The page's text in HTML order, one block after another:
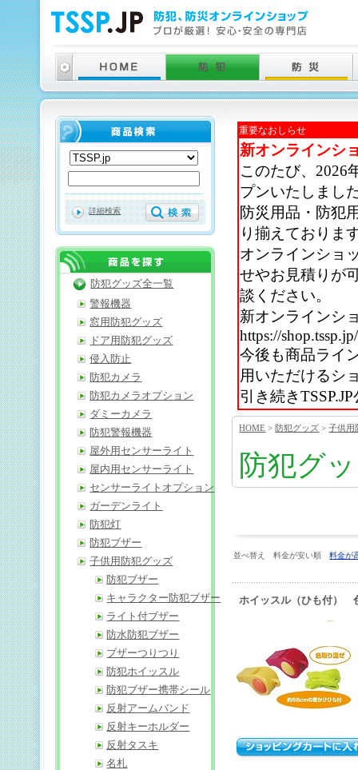
重要なおしらせ
新オンラインシ
このたび、2026
プンいたしまし
防災用品・防犯
り揃えておりま
オンラインショ
せやお見積りが
談ください。
新オンラインシ
https://shop.tssp.jp/
今後も商品ライ
用いただけるシ
引き続き
HOME >防犯グッズ >子供用
防犯グ
並べ替え 料金が安い順料金が
ホイッスル（ひも付）
詳細検索
防犯グッズ全一覧
警報機器
窓用防犯グッズ
ドア用防犯グッズ
侵入防止
防犯カメラ
防犯カメラオプション
ダミーカメラ
防犯警報機器
屋外用センサーライト
屋内用センサーライト
センサーライトオプション
ガーデンライト
防犯灯
防犯ブザー
子供用防犯グッズ
防犯ブザー
キャラクター防犯ブザー
ライト付ブザー
防水防犯ブザー
ブザーつりつり
防犯ホイッスル
防犯ブザー携帯シール
反射アームバンド
反射キーホルダー
反射タスキ
名札